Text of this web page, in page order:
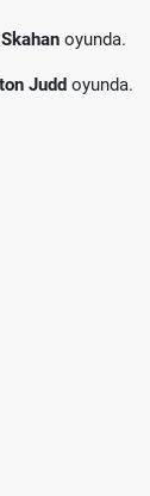
oyunda.
Judd oyunda.